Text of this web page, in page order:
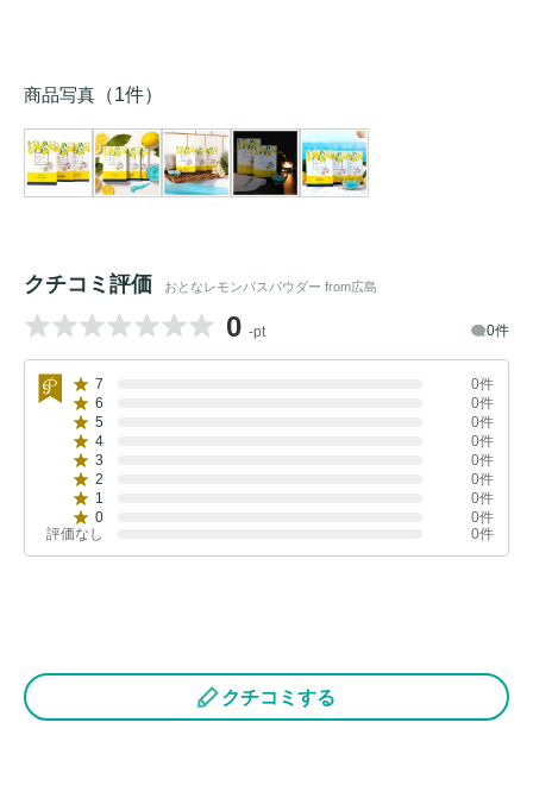
商品写真 （1件）
クチコミ評価 おとなレモンバスパウダー from広島
0 -pt 0件
7
0件
6
0件
5
0件
4
0件
3
0件
2
0件
1
0件
0
0件
評価なし
0件
クチコミする